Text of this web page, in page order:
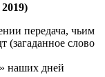
передача, чьим
(загаданное слово
наших дней